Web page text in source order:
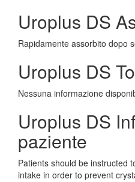
Uroplus DS
Rapidamente assorbito dopo
Uroplus DS
Nessuna informazione
Uroplus DS
paziente
Patients should be instructed
intake in order to prevent